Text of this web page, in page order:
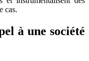
cas.
à une société